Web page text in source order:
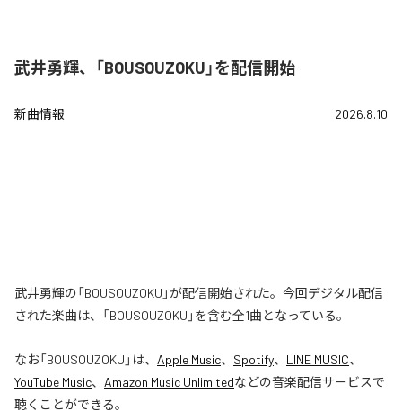
武井勇輝、「BOUSOUZOKU」を配信開始
新曲情報 2026.8.10
武井勇輝の「BOUSOUZOKU」が配信開始された。今回デジタル配信
された楽曲は、「BOUSOUZOKU」を含む全1曲となっている。
なお「BOUSOUZOKU 」は、 Apple Music、 Spotify、 LINE MUSIC、
YouTube Music、 Amazon Music Unlimitedなどの音楽配信サービスで
聴くことができる。